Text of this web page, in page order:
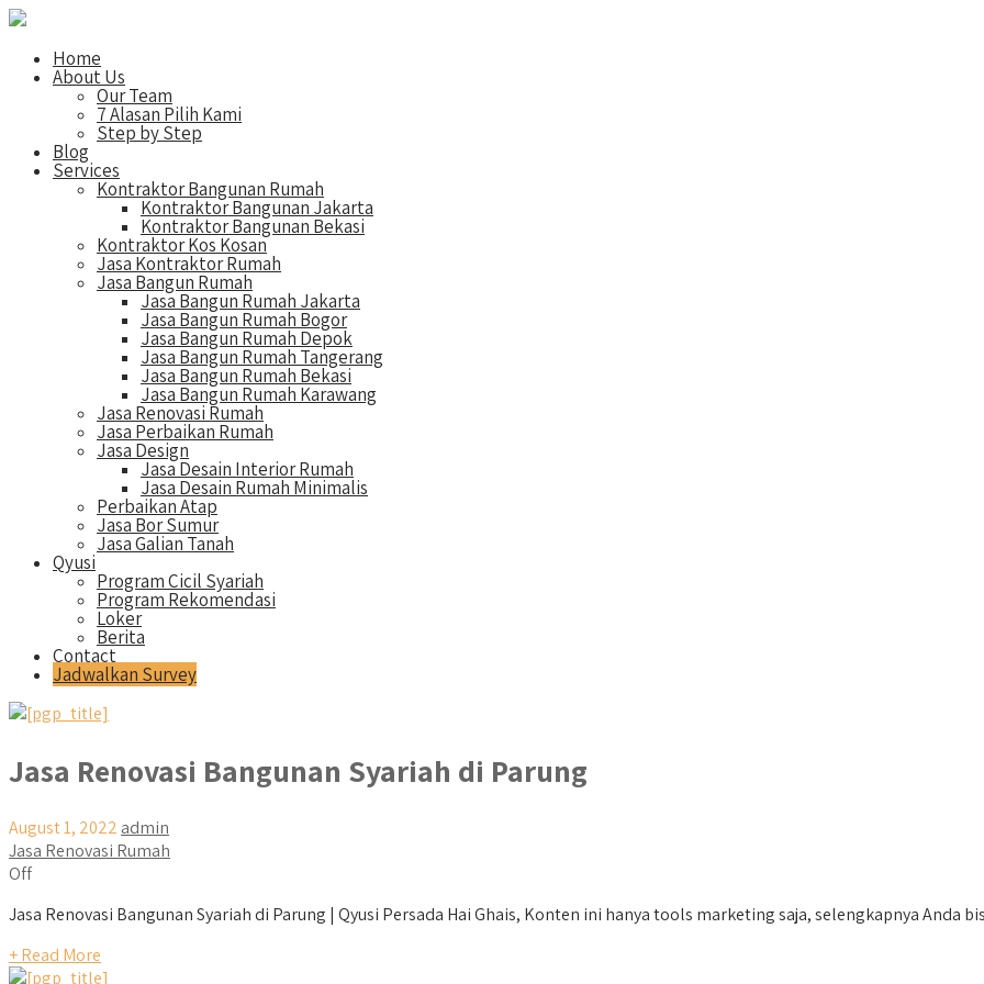
Home
About Us
Our Team
7 Alasan Pilih Kami
Step by Step
Blog
Services
Kontraktor Bangunan Rumah
Kontraktor Bangunan Jakarta
Kontraktor Bangunan Bekasi
Kontraktor Kos Kosan
Jasa Kontraktor Rumah
Jasa Bangun Rumah
Jasa Bangun Rumah Jakarta
Jasa Bangun Rumah Bogor
Jasa Bangun Rumah Depok
Jasa Bangun Rumah Tangerang
Jasa Bangun Rumah Bekasi
Jasa Bangun Rumah Karawang
Jasa Renovasi Rumah
Jasa Perbaikan Rumah
Jasa Design
Jasa Desain Interior Rumah
Jasa Desain Rumah Minimalis
Perbaikan Atap
Jasa Bor Sumur
Jasa Galian Tanah
Qyusi
Program Cicil Syariah
Program Rekomendasi
Loker
Berita
Contact
Jadwalkan Survey
Jasa Renovasi Bangunan Syariah di Parung
August 1, 2022 admin
Jasa Renovasi Rumah
Off
Jasa Renovasi Bangunan Syariah di Parung | Qyusi Persada Hai Ghais, Konten ini hanya tools marketing saja, selengkapnya Anda
+ Read More